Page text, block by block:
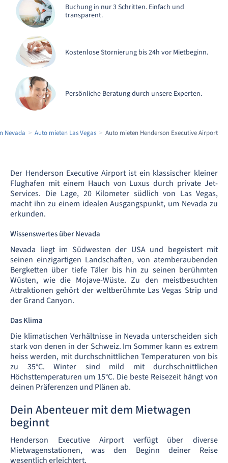
Buchung in nur 3 Schritten. Einfach und
transparent.
Kostenlose Stornierung bis 24h vor Mietbeginn.
Persönliche Beratung durch unsere Experten.
Nevada Auto mieten Las Vegas Auto mieten Henderson Executive Airport
Der Henderson Executive Airport ist ein klassischer kleiner
Flughafen mit einem Hauch von Luxus durch private Jet-
Services. Die Lage, 20 Kilometer südlich von Las Vegas,
macht ihn zu einem idealen Ausgangspunkt, um Nevada zu
erkunden.
Wissenswertes über Nevada
Nevada liegt im Südwesten der USA und begeistert mit
seinen einzigartigen Landschaften, von atemberaubenden
Bergketten über tiefe Täler bis hin zu seinen berühmten
Wüsten, wie die Mojave-Wüste. Zu den meistbesuchten
Attraktionen gehört der weltberühmte Las Vegas Strip und
der Grand Canyon.
Das Klima
Die klimatischen Verhältnisse in Nevada unterscheiden sich
stark von denen in der Schweiz. Im Sommer kann es extrem
heiss werden, mit durchschnittlichen Temperaturen von bis
zu 35°C. Winter sind mild mit durchschnittlichen
Höchsttemperaturen um 15°C. Die beste Reisezeit hängt von
deinen Präferenzen und Plänen ab.
Dein Abenteuer mit dem Mietwagen
beginnt
Henderson Executive Airport verfügt über diverse
Mietwagenstationen, was den Beginn deiner Reise
wesentlich erleichtert.